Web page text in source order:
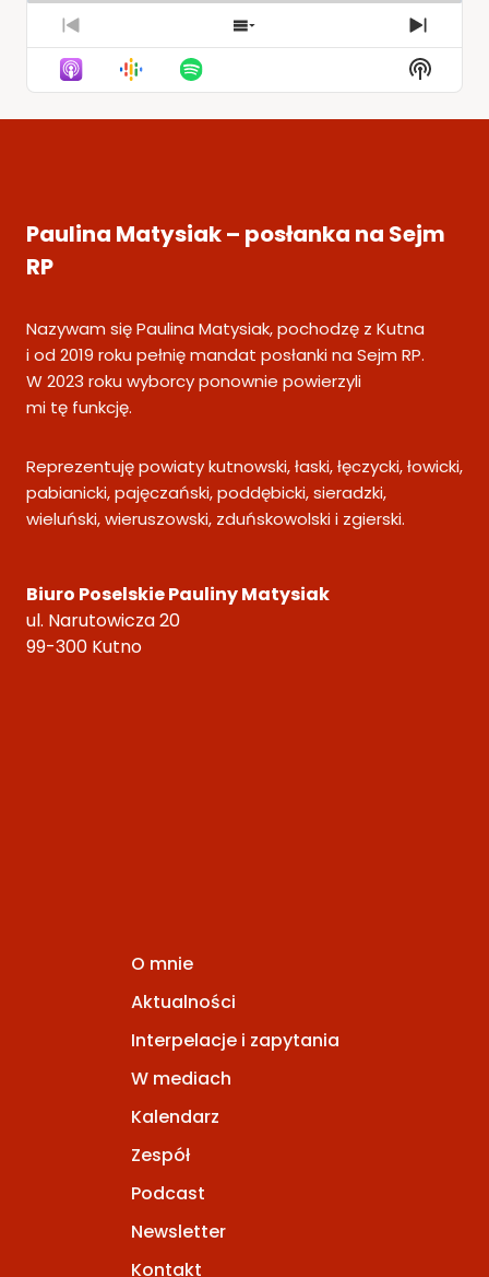
Previous
Episode
Show
Episodes
Next
Show
Paulina Matysiak – posłanka na Sejm
RP
Nazywam się Paulina Matysiak, pochodzę z Kutna
i od 2019 roku pełnię mandat posłanki na Sejm RP.
W 2023 roku wyborcy ponownie powierzyli
mi tę funkcję.
Reprezentuję powiaty kutnowski, łaski, łęczycki, łowicki,
pabianicki, pajęczański, poddębicki, sieradzki,
wieluński, wieruszowski, zduńskowolski i zgierski.
Biuro Poselskie Pauliny Matysiak
ul. Narutowicza 20
99-300 Kutno
O mnie
Aktualności
Interpelacje i zapytania
W mediach
Kalendarz
Zespół
Podcast
Newsletter
Kontakt